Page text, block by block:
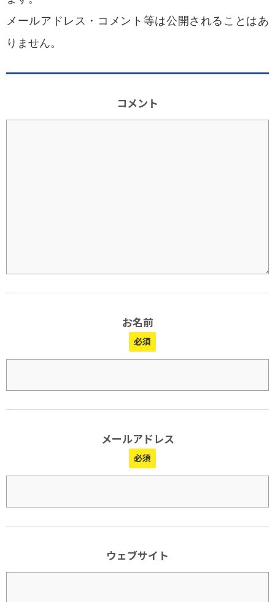
メールアドレス・コメント等は公開されることはあ
りません。
コメント
お名前
メールアドレス
ウェブサイト